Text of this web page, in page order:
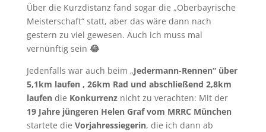
Über die Kurzdistanz fand sogar die „Oberbayrische
Meisterschaft“ statt, aber das wäre dann nach
gestern zu viel gewesen. Auch ich muss mal
vernünftig sein 😂
Jedenfalls war auch beim „Jedermann-Rennen“ über
5,1km laufen , 26km Rad und abschließend 2,8km
laufendie Konkurrenz nicht zu verachten: Mit der
19 Jahre jüngeren Helen Graf vom MRRC München
startete die Vorjahressiegerin, die ich dann ab